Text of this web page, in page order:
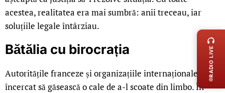
acestea, realitatea era mai sumbră: anii treceau, iar
soluțiile legale întârziau.
Bătălia cu birocrația
Autoritățile franceze și organizațiile internaționale au
încercat să găsească o cale de a-l scoate din limbo. În
RADIO LIVE